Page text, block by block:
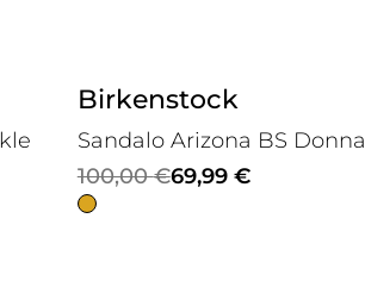
Birkenstock
Sandalo Arizona BS Donna
100,00€
Il
prezzo
69,99 €
Il
prezzo